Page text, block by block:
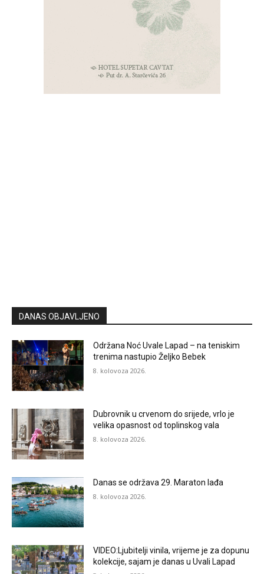
DANAS OBJAVLJENO
Održana Noć Uvale Lapad – na teniskim
trenima nastupio Željko Bebek
8. kolovoza 2026.
Dubrovnik u crvenom do srijede, vrlo je
velika opasnost od toplinskog vala
8. kolovoza 2026.
Danas se održava 29. Maraton lađa
8. kolovoza 2026.
VIDEO:Ljubitelji vinila, vrijeme je za dopunu
kolekcije, sajam je danas u Uvali Lapad